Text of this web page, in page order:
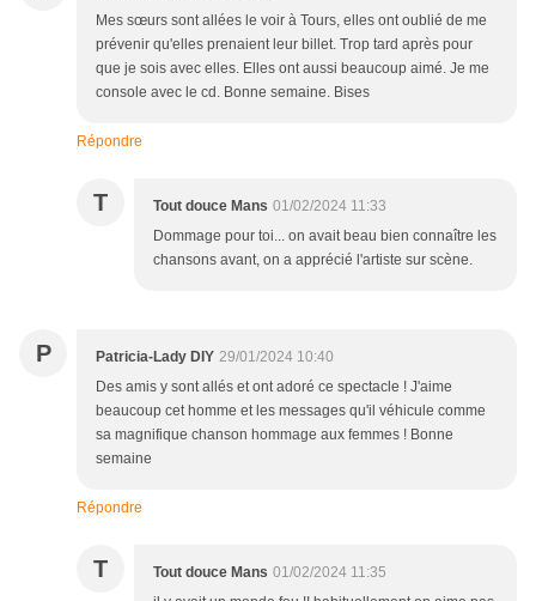
Mes sœurs sont allées le voir à Tours, elles ont oublié de me
prévenir qu'elles prenaient leur billet. Trop tard après pour
que je sois avec elles. Elles ont aussi beaucoup aimé. Je me
console avec le cd. Bonne semaine. Bises
Répondre
T Tout douce Mans 01/02/2024 11:33
Dommage pour toi... on avait beau bien connaître les
chansons avant, on a apprécié l'artiste sur scène.
P Patricia-Lady DIY 29/01/2024 10:40
Des amis y sont allés et ont adoré ce spectacle ! J'aime
beaucoup cet homme et les messages qu'il véhicule comme
sa magnifique chanson hommage aux femmes ! Bonne
semaine
Répondre
T Tout douce Mans 01/02/2024 11:35